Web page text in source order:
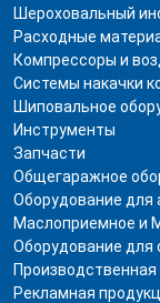
Шероховальный
Расходные
Компрессоры и
Системы накачки
Шиповальное
Инструменты
Запчасти
Общегаражное
Оборудование для
Маслоприемное и
Оборудование для
Рекламная